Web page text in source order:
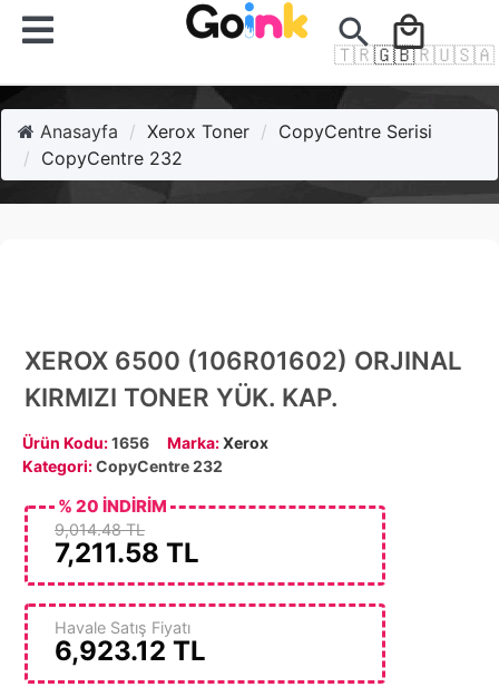
search local_mall
🇹🇷🇬🇧🇷🇺🇸🇦
Anasayfa Xerox Toner
CopyCentre Serisi
CopyCentre 232
XEROX 6500 (106R01602) ORJINAL
KIRMIZI TONER YÜK. KAP.
Ürün Kodu:1656 Marka:Xerox
Kategori:CopyCentre 232
9,014.48 TL
7,211.58 TL
% 20 İNDİRİM
Havale Satış Fiyatı
6,923.12 TL